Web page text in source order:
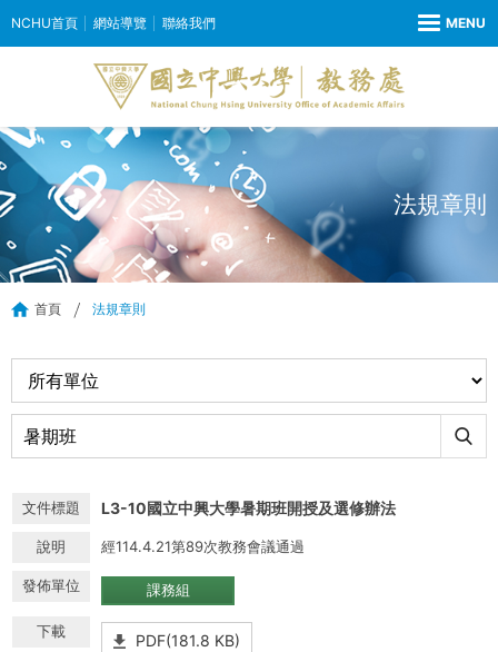
NCHU首頁 網站導覽 聯絡我們
法規章則
首頁 法規章則
L3-10國立中興大學暑期班開授及選修辦法
經114.4.21第89次教務會議通過
課務組
PDF(181.8 KB)